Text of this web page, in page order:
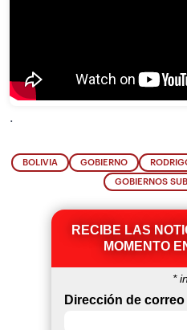
.
BOLIVIA GOBIERNO
GOBIERNOS
RECIBE LAS
MOMENTO
*
Dirección de